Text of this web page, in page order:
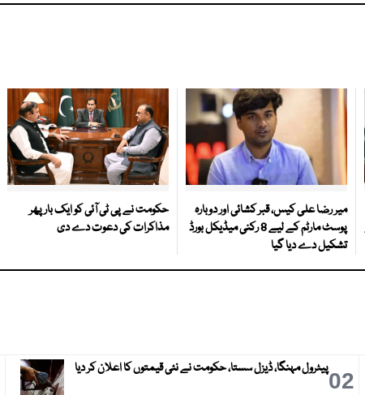
میر رضا علی کیس، قبر کشائی اور دوبارہ
پوسٹ مارٹم کے لیے 8 رکنی میڈیکل بورڈ
تشکیل دے دیا گیا
حکومت نے پی ٹی آئی کو ایک بارپھر
مذاکرات کی دعوت دے دی
02پیٹرول مہنگا، ڈیزل سستا، حکومت نے نئی قیمتوں کا اعلان کر دیا